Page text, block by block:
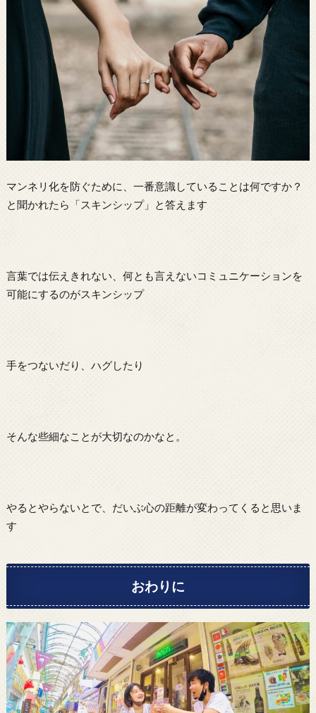
マンネリ化を防ぐために、一番意識していることは何ですか？
と聞かれたら「スキンシップ」と答えます
言葉では伝えきれない、何とも言えないコミュニケーションを
可能にするのがスキンシップ
手をつないだり、ハグしたり
そんな些細なことが大切なのかなと。
やるとやらないとで、だいぶ心の距離が変わってくると思いま
す
おわりに